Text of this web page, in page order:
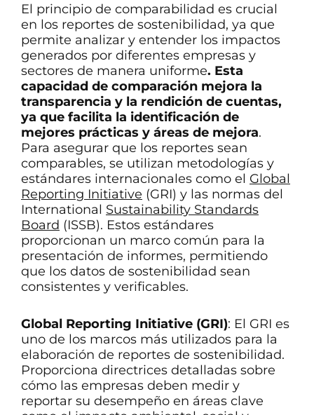
El principio de comparabilidad es crucial
en los reportes de sostenibilidad, ya que
permite analizar y entender los impactos
generados por diferentes empresas y
sectores de manera uniforme. Esta
capacidad de comparación mejora la
transparencia y la rendición de cuentas,
ya que facilita la identificación de
mejores prácticas y áreas de mejora.
Para asegurar que los reportes sean
comparables, se utilizan metodologías y
estándares internacionales como el Global
Reporting Initiative (GRI) y las normas del
International Sustainability Standards
Board (ISSB). Estos estándares
proporcionan un marco común para la
presentación de informes, permitiendo
que los datos de sostenibilidad sean
consistentes y verificables.
Global Reporting Initiative (GRI): El GRI es
uno de los marcos más utilizados para la
elaboración de reportes de sostenibilidad.
Proporciona directrices detalladas sobre
cómo las empresas deben medir y
reportar su desempeño en áreas clave